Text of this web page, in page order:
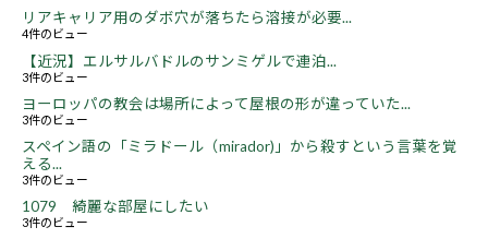
リアキャリア用のダボ穴が落ちたら溶接が必要...
4件のビュー
【近況】エルサルバドルのサンミゲルで連泊...
3件のビュー
ヨーロッパの教会は場所によって屋根の形が違っていた...
3件のビュー
スペイン語の「ミラドール（mirador)」から殺すという言葉を覚
える...
3件のビュー
1079 綺麗な部屋にしたい
3件のビュー